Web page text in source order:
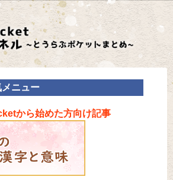
ニュー
から始めた方向け記事